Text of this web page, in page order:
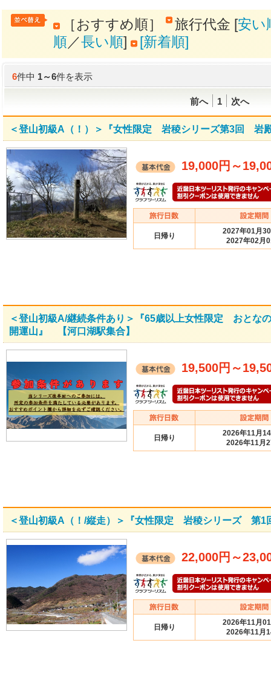
［おすすめ順］ 旅行代金 [安い
順／長い順] [新着順]
6件中1～6件を表示
前へ 1 次へ
＜登山初級A（！）＞『女性限定 岩稜シリーズ第3回 岩
19,000円 ～
日帰り
2027年01月
2027年02月
＜登山初級A/継続条件あり＞『65歳以上女性限定 おと
開運山』 【河口湖駅集合】
19,500円 ～
日帰り
2026年11月
2026年11月
＜登山初級A（！/縦走）＞『女性限定 岩稜シリーズ 第
22,000円 ～
日帰り
2026年11月
2026年11月